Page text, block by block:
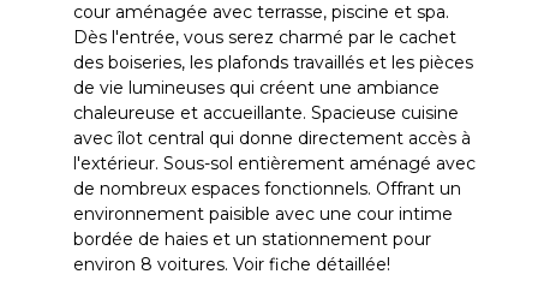
cour aménagée avec terrasse, piscine et spa.
Dès l'entrée, vous serez charmé par le cachet
des boiseries, les plafonds travaillés et les pièces
de vie lumineuses qui créent une ambiance
chaleureuse et accueillante. Spacieuse cuisine
avec îlot central qui donne directement accès à
l'extérieur. Sous-sol entièrement aménagé avec
de nombreux espaces fonctionnels. Offrant un
environnement paisible avec une cour intime
bordée de haies et un stationnement pour
environ 8 voitures. Voir fiche détaillée!